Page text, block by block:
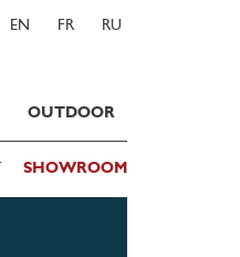
EN FR RU
OUTDOOR
SHOWROOM